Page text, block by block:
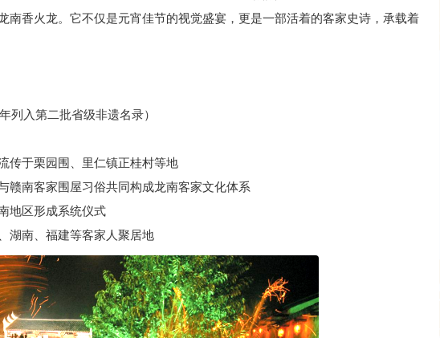
香火龙。它不仅是元宵佳节的视觉盛宴，更是一部活着的客家史诗，承载着
入第二批省级非遗名录）
于栗园围、里仁镇正桂村等地
南客家围屋习俗共同构成龙南客家文化体系
区形成系统仪式
南、福建等客家人聚居地